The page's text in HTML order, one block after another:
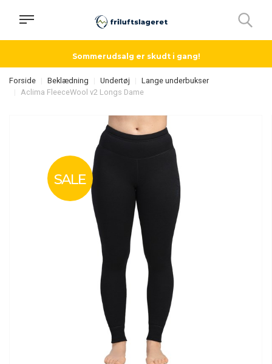
Sommerudsalg er skudt i gang!
Forside Beklædning Undertøj
Lange underbukser
Aclima FleeceWool v2 Longs Dame
SALE